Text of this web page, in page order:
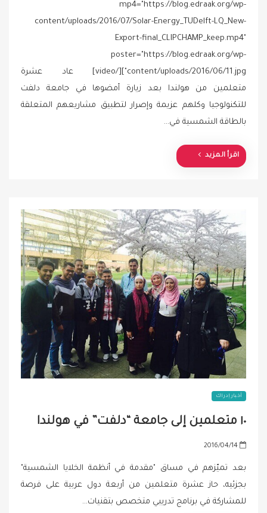
t
e
d
o
mp4="https://blog.edraak.org/wp-
content/uploads/2016/07/Solar-Energy_TUDelft-LQ_New-
Export-final_CLIPCHAMP_keep.mp4"
poster="https://blog.edraak.org/wp-
content/uploads/2016/06/11.jpg"][/video] عاد عشرة
متعلمين من هولندا بعد زيارة أمضوها في جامعة دلفت
للتكنولوجيا وكلهم عزيمة وإصرار لتطبيق مشاريعهم المتعلقة
بالطاقة الشمسية في…
اقرأ المزيد
أخبار إدراك
١٠ متعلمين إلى جامعة “دلفت” في هولندا
P
t
e
2016/04/14
بعد تميّزهم في مساق "مقدمة في أنظمة الخلايا الشمسية"
بجزئيه، حاز عشرة متعلمين من أربعة دول عربية على فرصة
للمشاركة في برنامج تدريبي متخصص بتقنيات…